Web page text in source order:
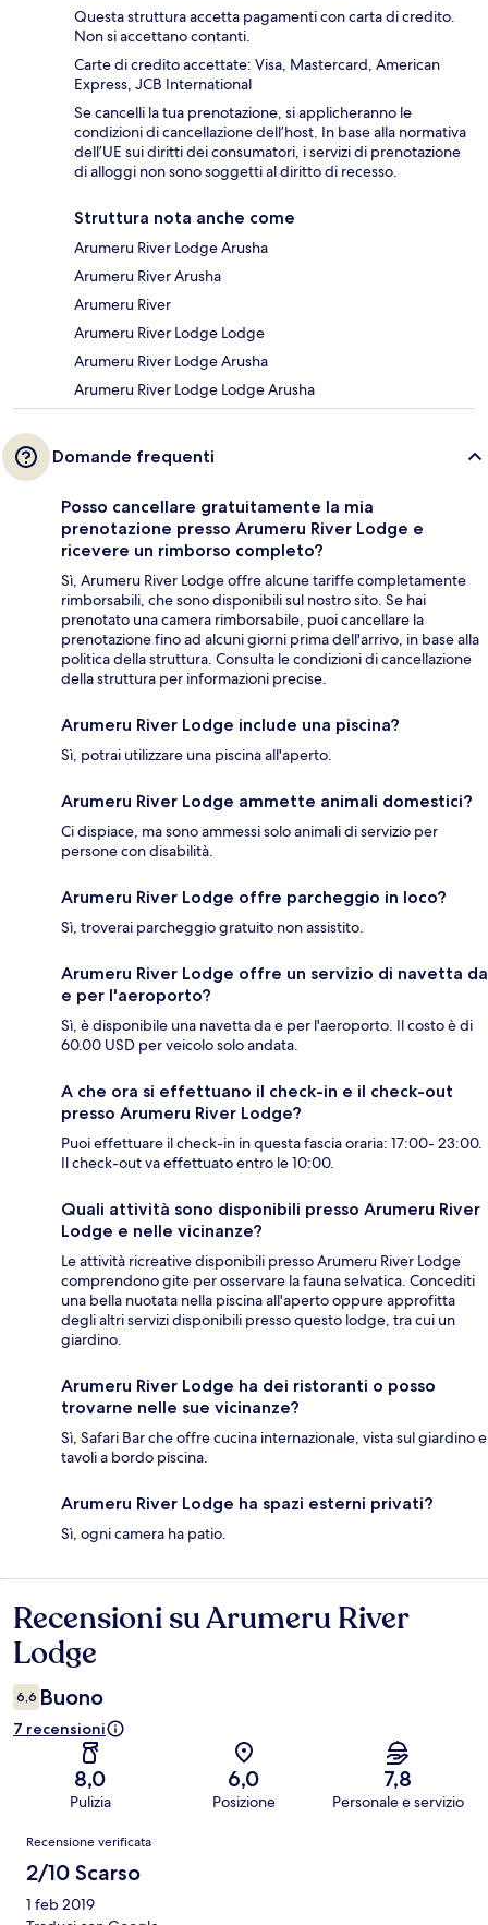
Questa struttura accetta pagamenti con carta di credito.
Non si accettano contanti.
Carte di credito accettate: Visa, Mastercard, American
Express, JCB International
Se cancelli la tua prenotazione, si applicheranno le
condizioni di cancellazione dell’host. In base alla normativa
dell’UE sui diritti dei consumatori, i servizi di prenotazione
di alloggi non sono soggetti al diritto di recesso.
Struttura nota anche come
Arumeru River Lodge Arusha
Arumeru River Arusha
Arumeru River
Arumeru River Lodge Lodge
Arumeru River Lodge Arusha
Arumeru River Lodge Lodge Arusha
Domande frequenti
Posso cancellare gratuitamente la mia
prenotazione presso Arumeru River Lodge e
ricevere un rimborso completo?
Sì, Arumeru River Lodge offre alcune tariffe completamente
rimborsabili, che sono disponibili sul nostro sito. Se hai
prenotato una camera rimborsabile, puoi cancellare la
prenotazione fino ad alcuni giorni prima dell'arrivo, in base alla
politica della struttura. Consulta le condizioni di cancellazione
della struttura per informazioni precise.
Arumeru River Lodge include una piscina?
Sì, potrai utilizzare una piscina all'aperto.
Arumeru River Lodge ammette animali domestici?
Ci dispiace, ma sono ammessi solo animali di servizio per
persone con disabilità.
Arumeru River Lodge offre parcheggio in loco?
Sì, troverai parcheggio gratuito non assistito.
Arumeru River Lodge offre un servizio di navetta da
e per l'aeroporto?
Sì, è disponibile una navetta da e per l'aeroporto. Il costo è di
60.00 USD per veicolo solo andata.
A che ora si effettuano il check-in e il check-out
presso Arumeru River Lodge?
Puoi effettuare il check-in in questa fascia oraria: 17:00- 23:00.
Il check-out va effettuato entro le 10:00.
Quali attività sono disponibili presso Arumeru River
Lodge e nelle vicinanze?
Le attività ricreative disponibili presso Arumeru River Lodge
comprendono gite per osservare la fauna selvatica. Concediti
una bella nuotata nella piscina all'aperto oppure approfitta
degli altri servizi disponibili presso questo lodge, tra cui un
giardino.
Arumeru River Lodge ha dei ristoranti o posso
trovarne nelle sue vicinanze?
Sì, Safari Bar che offre cucina internazionale, vista sul giardino e
tavoli a bordo piscina.
Arumeru River Lodge ha spazi esterni privati?
Sì, ogni camera ha patio.
Recensioni
Recensioni su Arumeru River
Lodge
6,6 Buono
7 recensioni
8,0
Pulizia
6,0
Posizione
7,8
Personale e servizio
Recensioni
Recensione verificata
2/10 Scarso
1 feb 2019